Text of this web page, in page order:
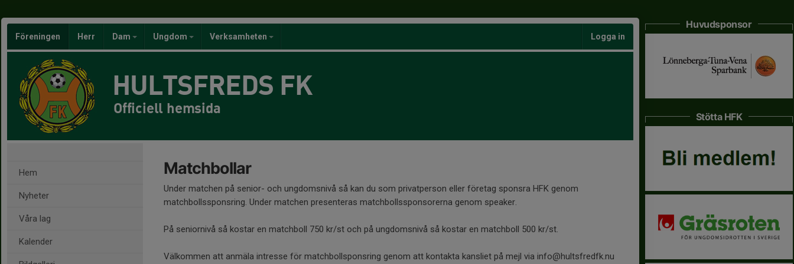
Föreningen Herr Dam Ungdom Verksamheten Logga in
HULTSFREDS FK
Officiell hemsida
Hem
Nyheter
Våra lag
Kalender
Matchbollar
Under matchen på senior- och ungdomsnivå så kan du som privatperson eller företag sponsra HFK genom
matchbollssponsring. Under matchen presenteras matchbollssponsorerna genom speaker.
På seniornivå så kostar en matchboll 750 kr/st och på ungdomsnivå så kostar en matchboll 500 kr/st.
Välkommen att anmäla intresse för matchbollsponsring genom att kontakta kansliet på mejl via info@hultsfredfk.nu
Huvudsponsor
Stötta HFK